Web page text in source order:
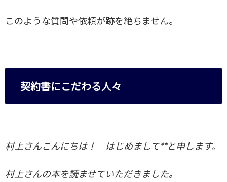
このような質問や依頼が跡を絶ちません。
契約書にこだわる人々
村上さんこんにちは！ はじめまして**と申します。
村上さんの本を読ませていただきました。